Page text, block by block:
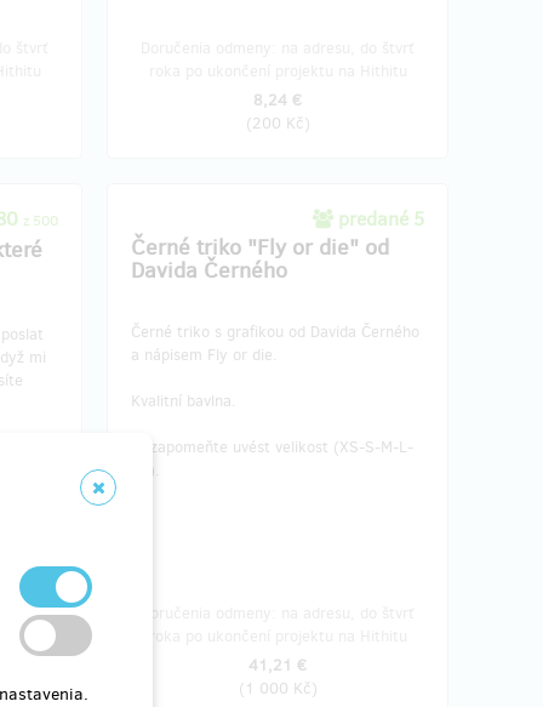
8,24 €
(200 Kč)
z 500
mi
štvrť
predané 5
Černé triko "Fly or die" od
Davida Černého
Černé triko s grafikou od Davida Černého
a nápisem Fly or die.
Kvalitní bavlna.
Nezapomeňte uvést velikost (XS-S-M-L-
XL).
41,21 €
(1 000 Kč)